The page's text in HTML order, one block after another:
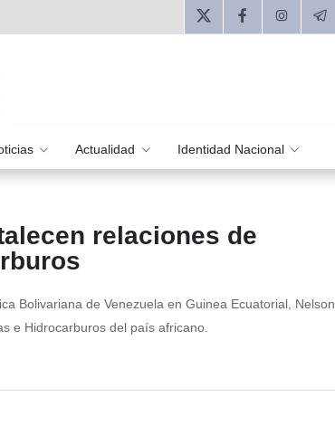
Actualidad Identidad Nacional
relaciones de
Bolivariana de Venezuela en Guinea Ecuatorial, Nelson
e Hidrocarburos del país africano.